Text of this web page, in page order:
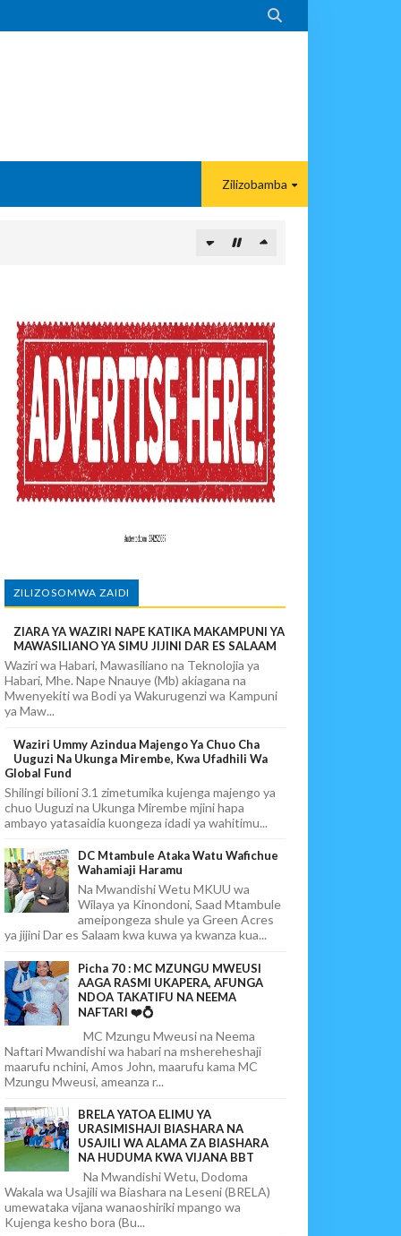

Zilizobamba
Usimamizi
ZILIZOSOMWA ZAIDI
ZIARA YA WAZIRI NAPE KATIKA MAKAMPUNI YA
MAWASILIANO YA SIMU JIJINI DAR ES SALAAM
Waziri wa Habari, Mawasiliano na Teknolojia ya
Habari, Mhe. Nape Nnauye (Mb) akiagana na
Mwenyekiti wa Bodi ya Wakurugenzi wa Kampuni
ya Maw...
Waziri Ummy Azindua Majengo Ya Chuo Cha
Uuguzi Na Ukunga Mirembe, Kwa Ufadhili Wa
Global Fund
Shilingi bilioni 3.1 zimetumika kujenga majengo ya
chuo Uuguzi na Ukunga Mirembe mjini hapa
ambayo yatasaidia kuongeza idadi ya wahitimu...
DC Mtambule Ataka Watu Wafichue
Wahamiaji Haramu
Na Mwandishi Wetu MKUU wa
Wilaya ya Kinondoni, Saad Mtambule
ameipongeza shule ya Green Acres
ya jijini Dar es Salaam kwa kuwa ya kwanza kua...
Picha 70 : MC MZUNGU MWEUSI
AAGA RASMI UKAPERA, AFUNGA
NDOA TAKATIFU NA NEEMA
NAFTARI ❤️💍
MC Mzungu Mweusi na Neema
Naftari Mwandishi wa habari na mshereheshaji
maarufu nchini, Amos John, maarufu kama MC
Mzungu Mweusi, ameanza r...
BRELA YATOA ELIMU YA
URASIMISHAJI BIASHARA NA
USAJILI WA ALAMA ZA BIASHARA
NA HUDUMA KWA VIJANA BBT
Na Mwandishi Wetu, Dodoma
Wakala wa Usajili wa Biashara na Leseni (BRELA)
umewataka vijana wanaoshiriki mpango wa
Kujenga kesho bora (Bu...